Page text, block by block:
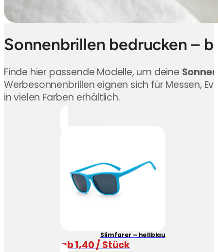
Sonnenbrillen bedrucken –
Finde hier passende Modelle, um deine
Werbesonnenbrillen eignen sich für Messen,
in vielen Farben erhältlich.
Slimfarer – hellblau
ab 1,40 / Stück